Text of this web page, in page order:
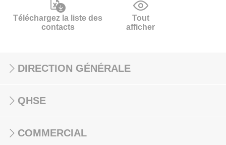
Téléchargez la liste des
contacts
Tout
afficher
DIRECTION GÉNÉRALE
QHSE
COMMERCIAL